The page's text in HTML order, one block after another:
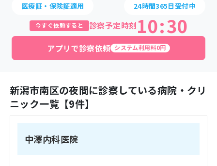
医療証・保険証適用 24時間365日受付中
今すぐ依頼すると 診察予定時刻10:30
アプリで診察依頼 システム利用料0円
新潟市南区の夜間に診察している病院・クリ
ニック一覧【9件】
中澤内科医院